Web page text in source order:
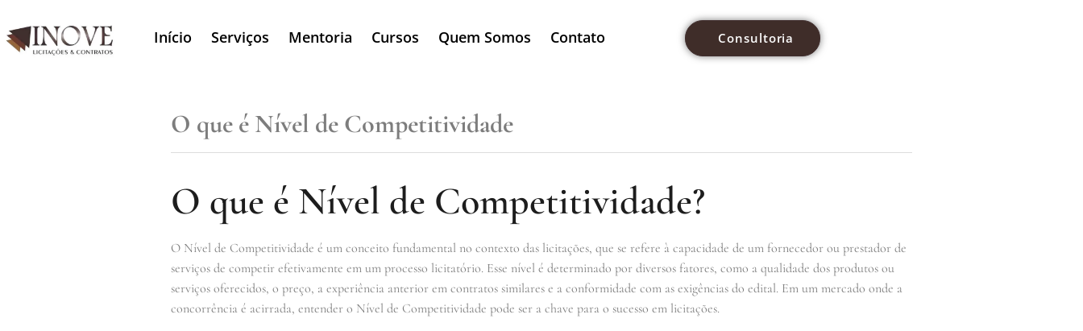
Início Serviços Mentoria Cursos Quem Somos Contato Consultoria
O que é Nível de Competitividade
O que é Nível de Competitividade?
O Nível de Competitividade é um conceito fundamental no contexto das licitações, que se refere à capacidade de um fornecedor ou prestador de
serviços de competir efetivamente em um processo licitatório. Esse nível é determinado por diversos fatores, como a qualidade dos produtos ou
serviços oferecidos, o preço, a experiência anterior em contratos similares e a conformidade com as exigências do edital. Em um mercado onde a
concorrência é acirrada, entender o Nível de Competitividade pode ser a chave para o sucesso em licitações.